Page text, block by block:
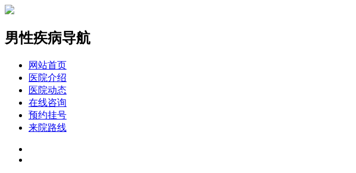
男性疾病导航
网站首页
医院介绍
医院动态
在线咨询
预约挂号
来院路线